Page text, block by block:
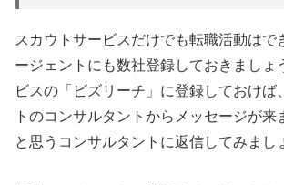
スカウトサービスだけでも転職活動はで
ージェントにも数社登録しておきましょ
ビスの「ビズリーチ」に登録しておけば
トのコンサルタントからメッセージが来
と思うコンサルタントに返信してみまし